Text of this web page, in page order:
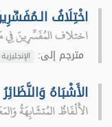
اخْتِلَافُ
اختلاف المُفَسِّرِينَ
مترجم إلى: الإنجليزية
الأَشْبَاهُ وَالنَّظَائِرُ
الأَلْفَاظُ المُتشَابِهَةُ